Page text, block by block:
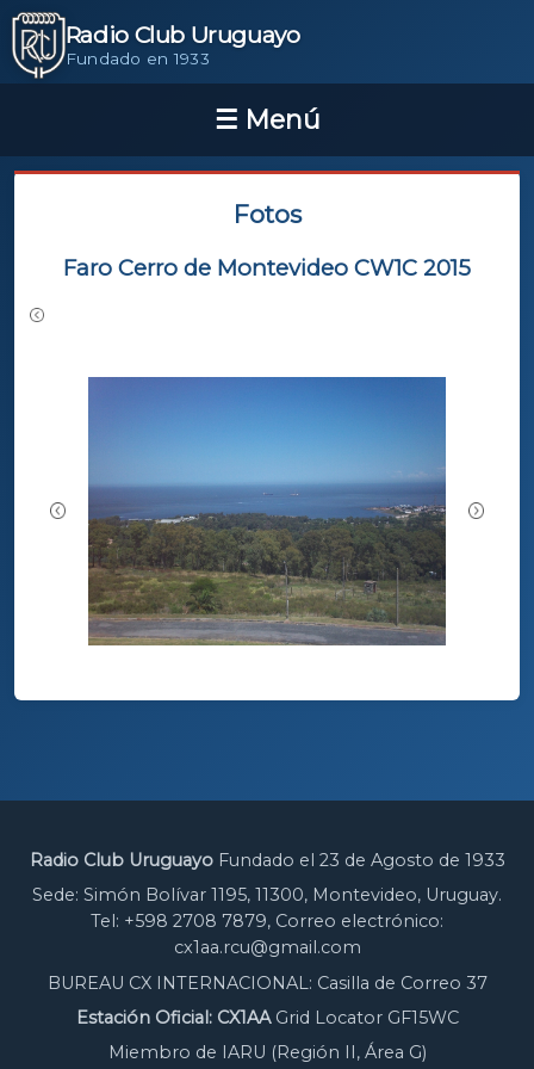
Radio Club Uruguayo
Fundado en 1933
Fotos
Faro Cerro de Montevideo CW1C 2015
Radio Club UruguayoFundado el 23 de Agosto de 1933
Sede: Simón Bolívar 1195, 11300, Montevideo, Uruguay.
Tel: +598 2708 7879, Correo electrónico:
cx1aa.rcu@gmail.com
BUREAU CX INTERNACIONAL: Casilla de Correo 37
Estación Oficial: CX1AAGrid Locator GF15WC
Miembro de IARU (Región II, Área G)